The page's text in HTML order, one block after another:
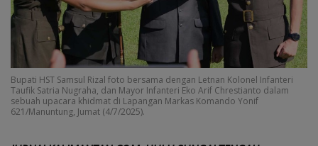
Bupati HST Samsul Rizal foto bersama dengan Letnan Kolonel Infanteri
Taufik Satria Nugraha, dan Mayor Infanteri Eko Arif Chrestianto dalam
sebuah upacara khidmat di Lapangan Markas Komando Yonif
621/Manuntung, Jumat (4/7/2025).